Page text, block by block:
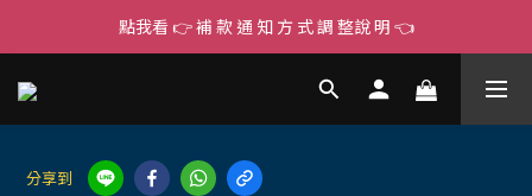
點我看 👉 補 款 通 知 方 式 調 整說 明 👈
分享到